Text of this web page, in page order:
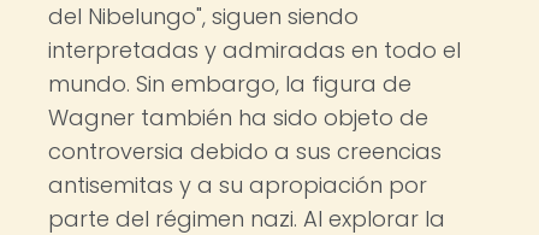
del Nibelungo", siguen siendo
interpretadas y admiradas en todo el
mundo. Sin embargo, la figura de
Wagner también ha sido objeto de
controversia debido a sus creencias
antisemitas y a su apropiación por
parte del régimen nazi. Al explorar la